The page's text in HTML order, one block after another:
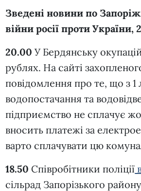
Зведені новини по
війни росії проти України,
20.00 У Бердянську
рублях. На сайті
повідомлення про те, що з
водопостачання та
підприємство не сплачує
вносить платежі за
варто сплачувати цю
18.50 Співробітники поліції
сільрад Запорізького